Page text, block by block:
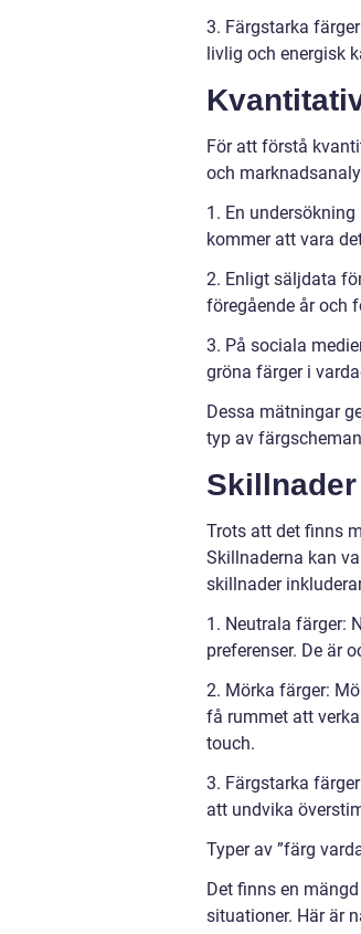
3. Färgstarka
livlig och energisk
För att förstå
och
1. En
kommer att vara
2. Enligt säljdata
föregående år och
3. På sociala
gröna färger i
Dessa mätningar
typ av
Trots att det finns
Skillnaderna kan
skillnader
1. Neutrala färger:
preferenser. De är
2. Mörka färger:
få rummet att
touch.
3. Färgstarka
att undvika
Typer av ”färg
Det finns en
situationer. Här är